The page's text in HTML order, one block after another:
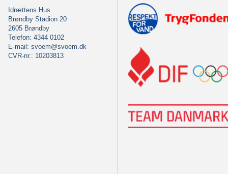
Idrættens Hus
Brøndby Stadion 20
2605 Brøndby
Telefon: 4344 0102
E-mail: svoem@svoem.dk
CVR-nr.: 10203813